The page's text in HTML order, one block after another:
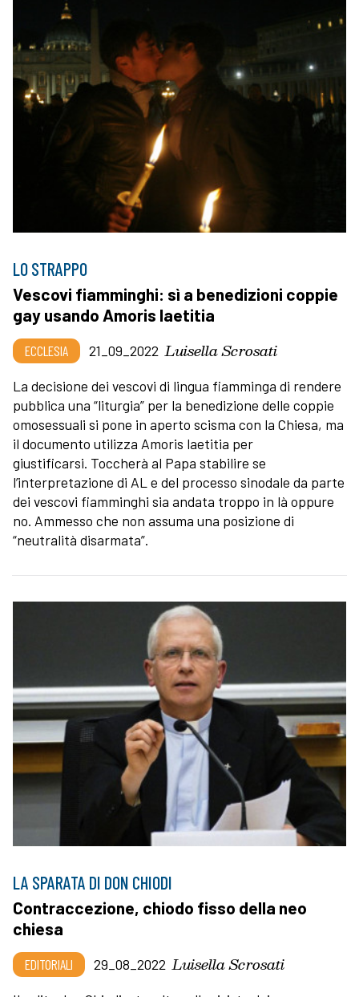
LO STRAPPO
Vescovi fiamminghi: sì a benedizioni coppie
gay usando Amoris laetitia
ECCLESIA 21_09_2022 Luisella Scrosati
La decisione dei vescovi di lingua fiamminga di rendere
pubblica una “liturgia” per la benedizione delle coppie
omosessuali si pone in aperto scisma con la Chiesa, ma
il documento utilizza Amoris laetitia per
giustificarsi. Toccherà al Papa stabilire se
l’interpretazione di AL e del processo sinodale da parte
dei vescovi fiamminghi sia andata troppo in là oppure
no. Ammesso che non assuma una posizione di
“neutralità disarmata”.
LA SPARATA DI DON CHIODI
Contraccezione, chiodo fisso della neo
chiesa
EDITORIALI 29_08_2022 Luisella Scrosati